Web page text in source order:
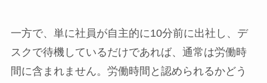
一方で、単に社員が自主的に10分前に出社し、デ
スクで待機しているだけであれば、通常は労働時
間に含まれません。労働時間と認められるかどう